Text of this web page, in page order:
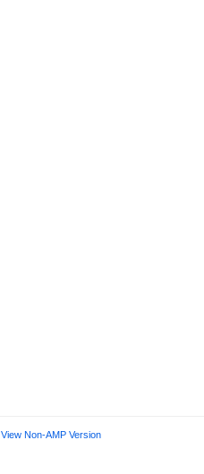
View Non-AMP Version